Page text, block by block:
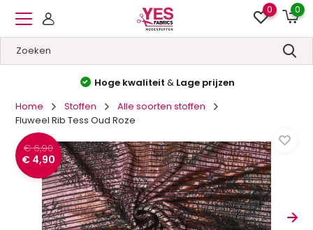
0 0
Hoge kwaliteit & Lage prijzen
Home
Stoffen
Alle soorten stoffen
Fluweel Rib Tess Oud Roze
€ 6,90
€ 4,90